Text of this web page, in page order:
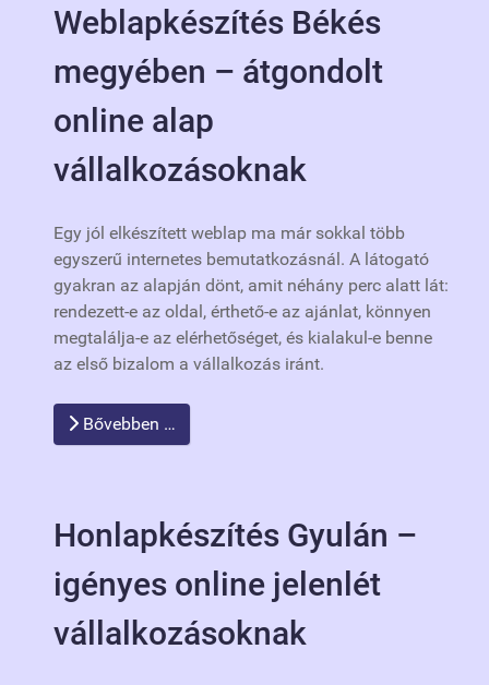
Weblapkészítés Békés
megyében – átgondolt
online alap
vállalkozásoknak
Egy jól elkészített weblap ma már sokkal több
egyszerű internetes bemutatkozásnál. A látogató
gyakran az alapján dönt, amit néhány perc alatt lát:
rendezett-e az oldal, érthető-e az ajánlat, könnyen
megtalálja-e az elérhetőséget, és kialakul-e benne
az első bizalom a vállalkozás iránt.
Bővebben …
Honlapkészítés Gyulán –
igényes online jelenlét
vállalkozásoknak